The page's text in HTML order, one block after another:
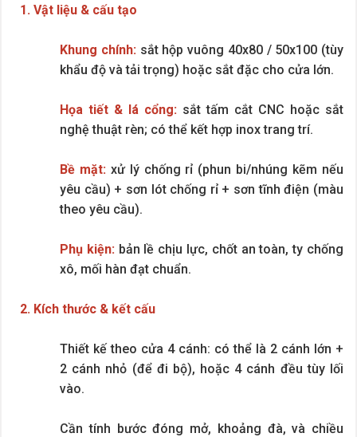
1. Vật liệu & cấu tạo
Khung chính:sắt hộp vuông 40x80 / 50x100 (tùy
khẩu độ và tải trọng) hoặc sắt đặc cho cửa lớn.
Họa tiết & lá cổng: sắt tấm cắt CNC hoặc sắt
nghệ thuật rèn; có thể kết hợp inox trang trí.
Bề mặt:xử lý chống rỉ (phun bi/nhúng kẽm nếu
yêu cầu) + sơn lót chống rỉ + sơn tĩnh điện (màu
theo yêu cầu).
Phụ kiện:bản lề chịu lực, chốt an toàn, ty chống
xô, mối hàn đạt chuẩn.
2. Kích thước & kết cấu
Thiết kế theo cửa 4 cánh: có thể là 2 cánh lớn +
2 cánh nhỏ (để đi bộ), hoặc 4 cánh đều tùy lối
vào.
Cần tính bước đóng mở, khoảng đà, và chiều